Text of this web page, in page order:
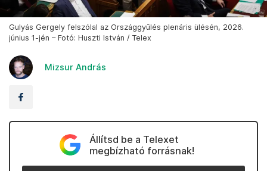
Gulyás Gergely felszólal az Országgyűlés plenáris ülésén, 2026.
június 1-jén – Fotó: Huszti István / Telex
Mizsur András
Állítsd be a Telexet
megbízható forrásnak!